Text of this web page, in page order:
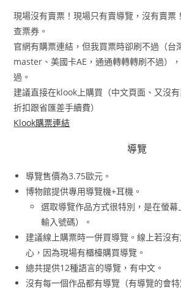
現場沒有賣票！現場只有賣導覽，沒有賣票
查票券。
官網有購票連結，但我買票時卻刷不過（台
master、美國卡AE，通通轉轉轉刷不過）
過。
建議直接在klook上購買（中文頁面、又沒
折扣跟省匯差手續費）
Klook購票連結
導覽
導覽售價為3.75歐元。
博物館提供專用導覽機+耳機。
選取導覽作品方式很特別，是在螢
輸入號碼）。
建議線上購票時一併買導覽。線上若沒
心，因為現場有櫃檯購買導覽。
總共提供12種語言的導覽，有中文。
沒有每一個作品都有導覽（有導覽的會